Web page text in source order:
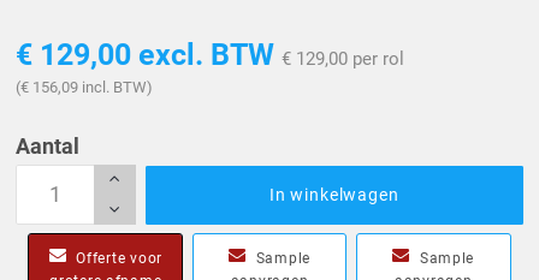
€ 129,00 excl. BTW € 129,00 per rol
(€ 156,09 incl. BTW)
Aantal
In winkelwagen
Offerte voor
Sample
Sample